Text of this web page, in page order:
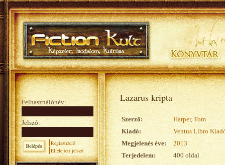
Felhasználónév:
Jelszó:
Regisztráció
Elfelejtett jelszó
Lazarus kripta
Szerző:
Harper, Tom
Kiadó:
Ventus Libro
Megjelenés éve:
2013
Terjedelem:
400 oldal